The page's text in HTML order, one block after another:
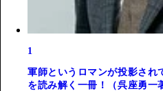
1
軍師というロマンが投影され
を読み解く一冊！（呉座勇一